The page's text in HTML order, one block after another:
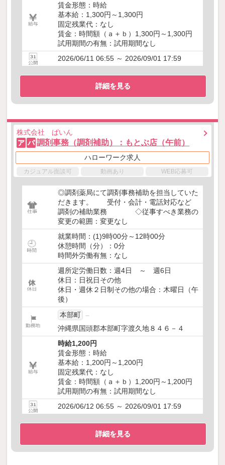
賃金形態：時給
基本給：1,300円～1,300円
固定残業代：なし
賃金：時間額（ａ＋ｂ）1,300円～1,300円
試用期間の有無：試用期間なし
2026/06/11 06:55 ～ 2026/09/01 17:59
詳細を見る
株式会社 ぱいん
ア パ 調剤事務（調剤補助）：もとぶ店（午前）
ハローワーク求人
カジュアル面談可 動画あり WEB応募可
◎調剤薬局にて調剤事務補助を担当していた
だきます。 受付・会計・電話対応など
調剤の補助業務 ◇従事すべき業務の
変更の範囲：変更なし
就業時間：(1)9時00分～12時00分
休憩時間（分）：0分
時間外労働有無：なし
週所定労働日数：週4日 ～ 週6日
休日：日祝日その他
休日・週休２日制その他の場合：木曜日（午
後）
本部町
沖縄県国頭郡本部町字渡久地８４６－４
時給1,200円
賃金形態：時給
基本給：1,200円～1,200円
固定残業代：なし
賃金：時間額（ａ＋ｂ）1,200円～1,200円
試用期間の有無：試用期間なし
2026/06/12 06:55 ～ 2026/09/01 17:59
詳細を見る